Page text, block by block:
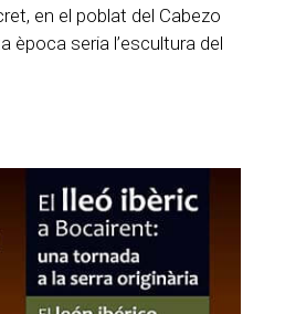
en el poblat del Cabezo
època seria l’escultura del